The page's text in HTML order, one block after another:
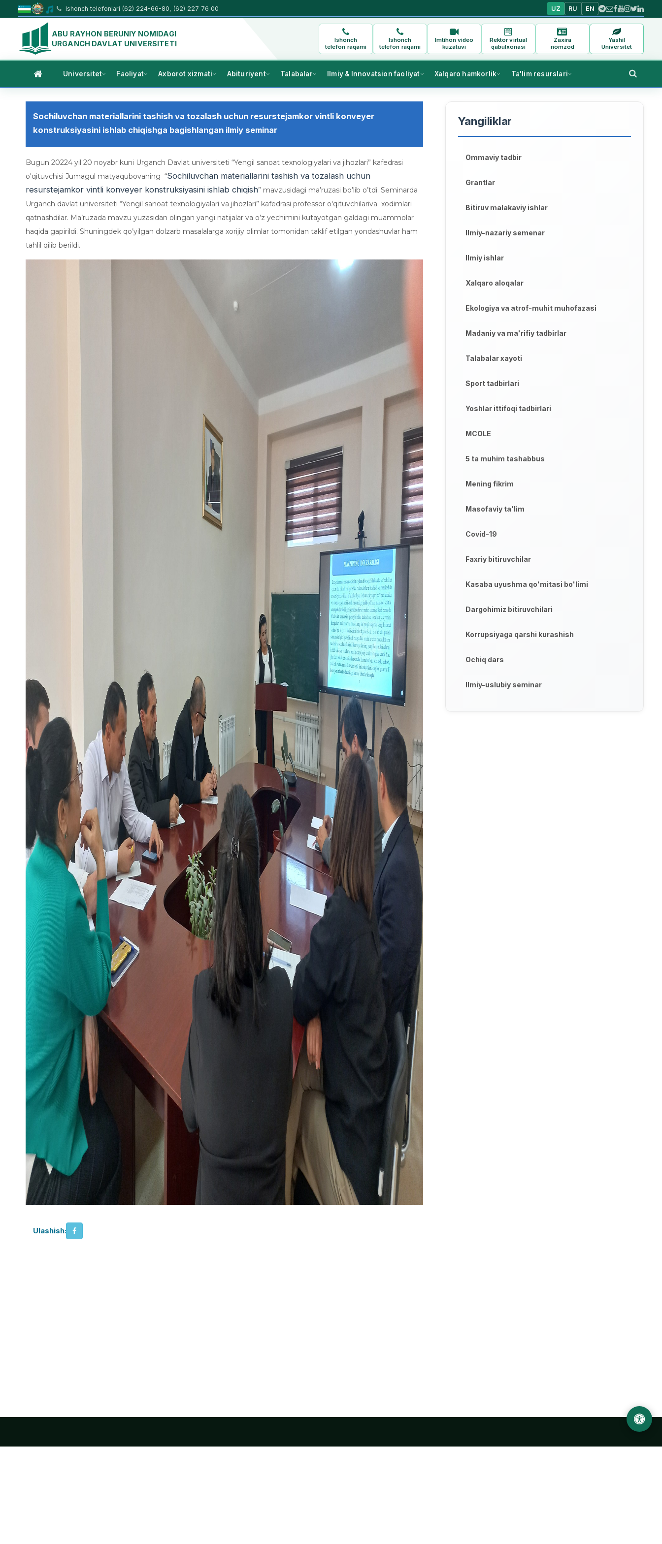
Ishonch telefonlari (62) 224-66-80, (62) 227 76 00 UZ RU EN
ABU RAYHON BERUNIY NOMIDAGI
URGANCH DAVLAT UNIVERSITETI
Ishonch
telefon raqami
Ishonch
telefon raqami
Imtihon video
kuzatuvi
Rektor virtual
qabulxonasi
Zaxira
nomzod
Yashil
Universitet
Universitet Faoliyat Axborot xizmati Abituriyent Talabalar Ilmiy & Innovatsion faoliyat Xalqaro hamkorlik Ta'lim resurslari
Sochiluvchan materiallarini tashish va tozalash uchun resurstejamkor vintli konveyer
konstruksiyasini ishlab chiqishga bagishlangan ilmiy seminar
Bugun 20224 yil 20 noyabr kuni Urganch Davlat universiteti “Yengil sanoat texnologiyalari va jihozlari” kafedrasi
o'qituvchisi Jumagul matyaqubovaning “Sochiluvchan materiallarini tashish va tozalash uchun
resurstejamkor vintli konveyer konstruksiyasini ishlab chiqish” mavzusidagi ma’ruzasi bo’lib o’tdi. Seminarda
Urganch davlat universiteti “Yengil sanoat texnologiyalari va jihozlari” kafedrasi professor o'qituvchilariva xodimlari
qatnashdilar. Ma’ruzada mavzu yuzasidan olingan yangi natijalar va o’z yechimini kutayotgan galdagi muammolar
haqida gapirildi. Shuningdek qo’yilgan dolzarb masalalarga xorijiy olimlar tomonidan taklif etilgan yondashuvlar ham
tahlil qilib berildi.
Ulashish:
Yangiliklar
Ommaviy tadbir
Grantlar
Bitiruv malakaviy ishlar
Ilmiy-nazariy semenar
Ilmiy ishlar
Xalqaro aloqalar
Ekologiya va atrof-muhit muhofazasi
Madaniy va ma'rifiy tadbirlar
Talabalar xayoti
Sport tadbirlari
Yoshlar ittifoqi tadbirlari
MCOLE
5 ta muhim tashabbus
Mening fikrim
Masofaviy ta'lim
Covid-19
Faxriy bitiruvchilar
Kasaba uyushma qo'mitasi bo'limi
Dargohimiz bitiruvchilari
Korrupsiyaga qarshi kurashish
Ochiq dars
Ilmiy-uslubiy seminar